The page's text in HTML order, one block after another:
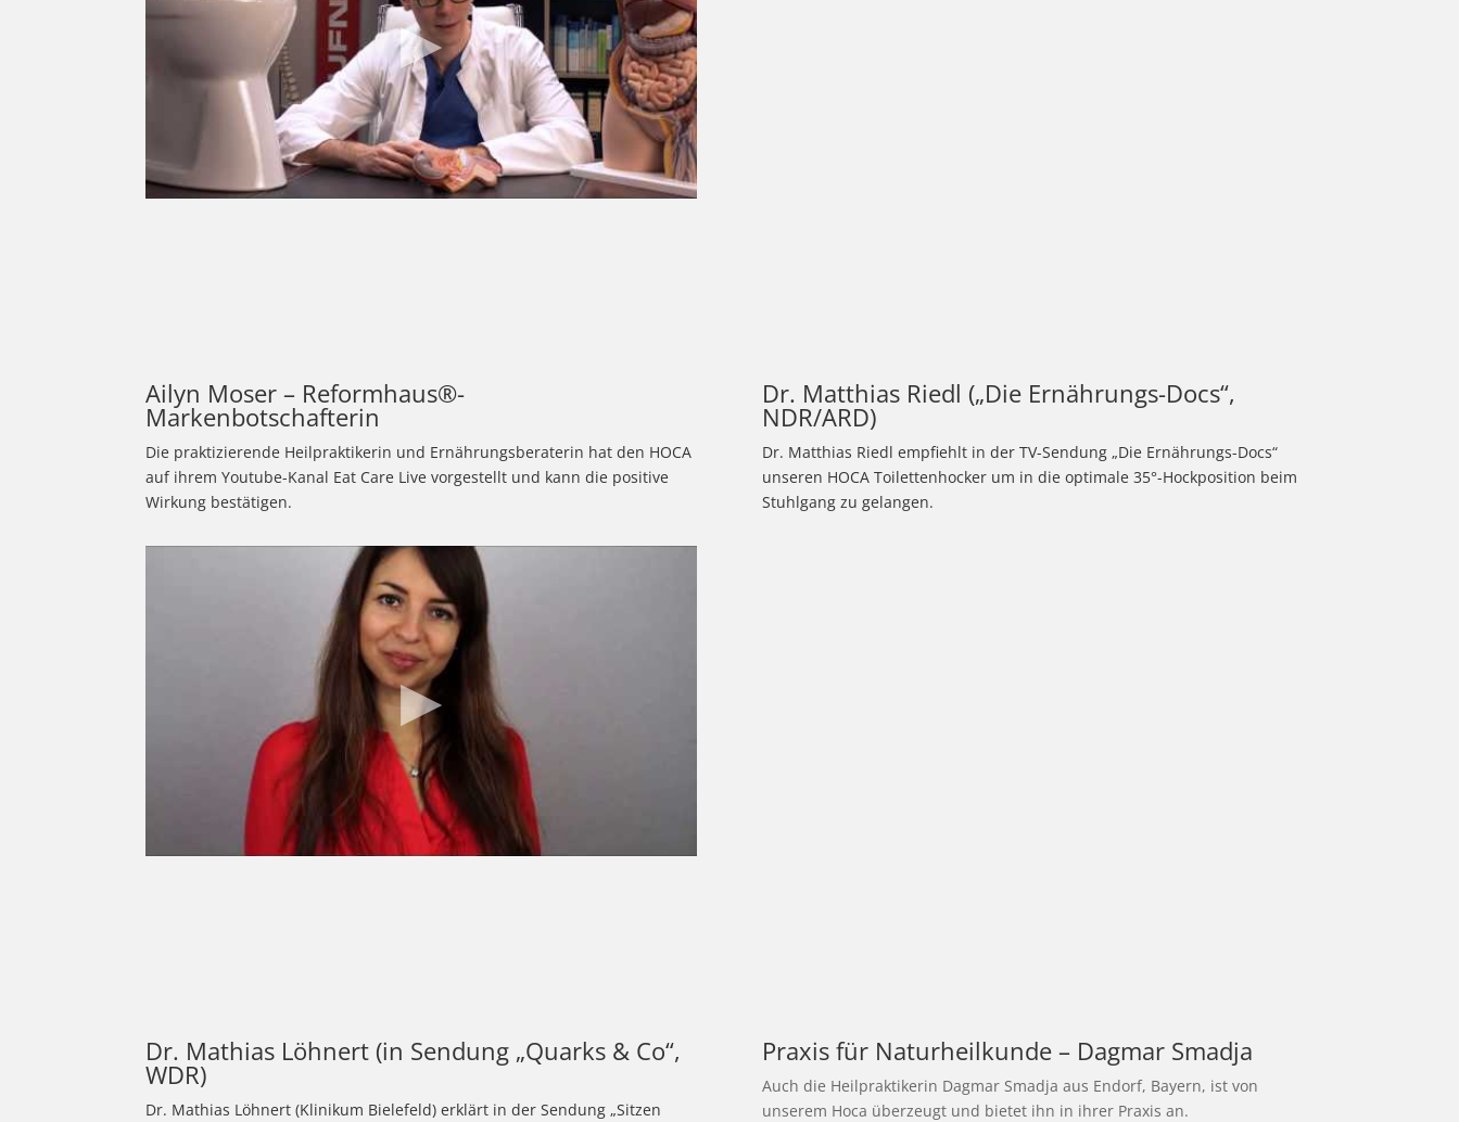
Ailyn Moser – Reformhaus®-
Markenbotschafterin
Die praktizierende Heilpraktikerin und Ernährungsberaterin hat den HOCA
auf ihrem Youtube-Kanal Eat Care Live vorgestellt und kann die positive
Wirkung bestätigen.
Dr. Matthias Riedl („Die Ernährungs-Docs“,
NDR/ARD)
Dr. Matthias Riedl empfiehlt in der TV-Sendung „Die Ernährungs-Docs“
unseren HOCA Toilettenhocker um in die optimale 35°-Hockposition beim
Stuhlgang zu gelangen.
Dr. Mathias Löhnert (in Sendung „Quarks & Co“,
WDR)
Dr. Mathias Löhnert (Klinikum Bielefeld) erklärt in der Sendung „Sitzen
Praxis für Naturheilkunde – Dagmar Smadja
Auch die Heilpraktikerin Dagmar Smadja aus Endorf, Bayern, ist von
unserem Hoca überzeugt und bietet ihn in ihrer Praxis an.